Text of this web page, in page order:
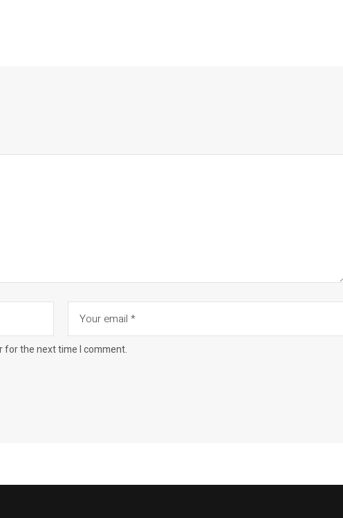
for the next time I comment.